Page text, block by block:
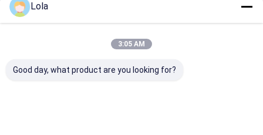
推薦されたプロダクト
Lola
3:05 AM
Good day, what product are you looking for?